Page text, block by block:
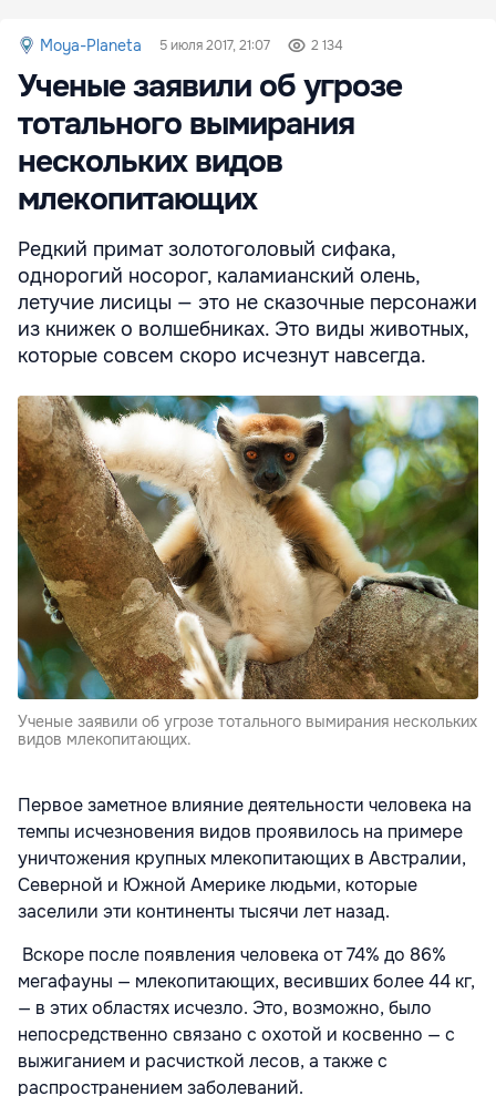
Moya-Planeta 5 июля 2017, 21:07 2 134
Ученые заявили об угрозе
тотального вымирания
нескольких видов
млекопитающих
Редкий примат золотоголовый сифака,
однорогий носорог, каламианский олень,
летучие лисицы — это не сказочные персонажи
из книжек о волшебниках. Это виды животных,
которые совсем скоро исчезнут навсегда.
Ученые заявили об угрозе тотального вымирания нескольких
видов млекопитающих.
Первое заметное влияние деятельности человека на
темпы исчезновения видов проявилось на примере
уничтожения крупных млекопитающих в Австралии,
Северной и Южной Америке людьми, которые
заселили эти континенты тысячи лет назад.
Вскоре после появления человека от 74% до 86%
мегафауны — млекопитающих, весивших более 44 кг,
— в этих областях исчезло. Это, возможно, было
непосредственно связано с охотой и косвенно — с
выжиганием и расчисткой лесов, а также с
распространением заболеваний.